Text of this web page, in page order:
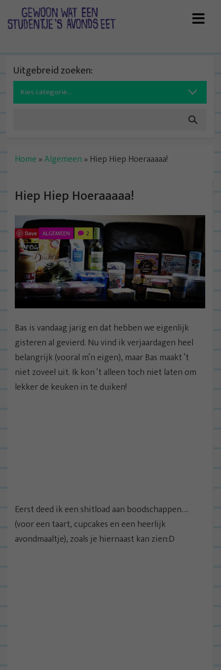
Uitgebreid zoeken:
Search
for:
Home »Algemeen » Hiep Hiep Hoeraaaaa!
Hiep Hiep Hoeraaaaa!
Save ALGEMEEN 2
Bas is vandaag jarig en dat hebben we eigenlijk
gisteren al gevierd. Nu vind ik verjaardagen heel
belangrijk (vooral m’n eigen), maar Bas maakt ‘t
niet zoveel uit. Ik kon ‘t alleen toch niet laten om
lekker de keuken in te duiken!
Eerst deed ik een shitload aan boodschappen….
(voor een taart, cupcakes en een heerlijk
avondmaaltje), zoals je hiernaast kan zien:D